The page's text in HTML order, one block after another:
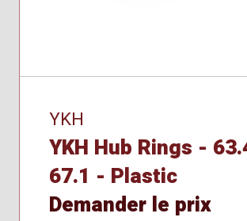
YKH
YKH Hub Rings -
67.1 - Plastic
Demander le prix